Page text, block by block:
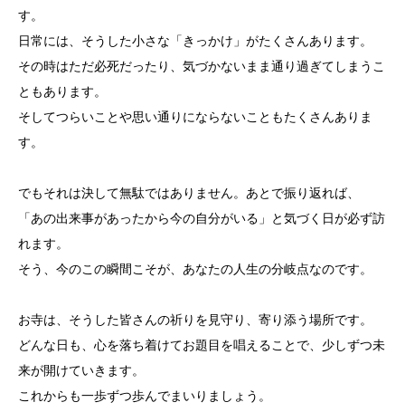
す。
日常には、そうした小さな「きっかけ」がたくさんあります。
その時はただ必死だったり、気づかないまま通り過ぎてしまうこ
ともあります。
そしてつらいことや思い通りにならないこともたくさんありま
す。
でもそれは決して無駄ではありません。あとで振り返れば、
「あの出来事があったから今の自分がいる」と気づく日が必ず訪
れます。
そう、今のこの瞬間こそが、あなたの人生の分岐点なのです。
お寺は、そうした皆さんの祈りを見守り、寄り添う場所です。
どんな日も、心を落ち着けてお題目を唱えることで、少しずつ未
来が開けていきます。
これからも一歩ずつ歩んでまいりましょう。